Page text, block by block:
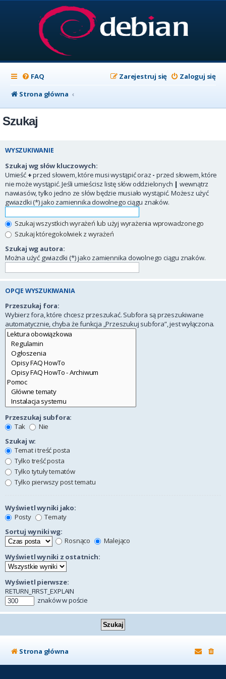
FAQ Zaloguj się
Zarejestruj się
Strona główna
Szukaj
WYSZUKIWANIE
Szukaj wg słów kluczowych:
Umieść +przed słowem, które musi wystąpić oraz - przed słowem, które
nie może wystąpić. Jeśli umieścisz listę słów oddzielonych | wewnątrz
nawiasów, tylko jedno ze słów będzie musiało wystąpić. Możesz użyć
gwiazdki (*) jako zamiennika dowolnego ciągu znaków.
Szukaj wszystkich wyrażeń lub użyj wyrażenia wprowadzonego
Szukaj któregokolwiek z wyrażeń
Szukaj wg autora:
Można użyć gwiazdki (*) jako zamiennika dowolnego ciągu znaków.
OPCJE WYSZUKIWANIA
Przeszukaj fora:
Wybierz fora, które chcesz przeszukać. Subfora są przeszukiwane
automatycznie, chyba że funkcja „Przeszukuj subfora”, jest wyłączona.
Przeszukaj subfora:
Tak
Nie
Szukaj w:
Temat i treść posta
Tylko treść posta
Tylko tytuły tematów
Tylko pierwszy post tematu
Wyświetl wyniki jako:
Posty
Tematy
Sortuj wyniki wg:
Rosnąco
Malejąco
Wyświetl wyniki z ostatnich:
Wyświetl pierwsze:
RETURN_FIRST_EXPLAIN
znaków w poście
Strona główna